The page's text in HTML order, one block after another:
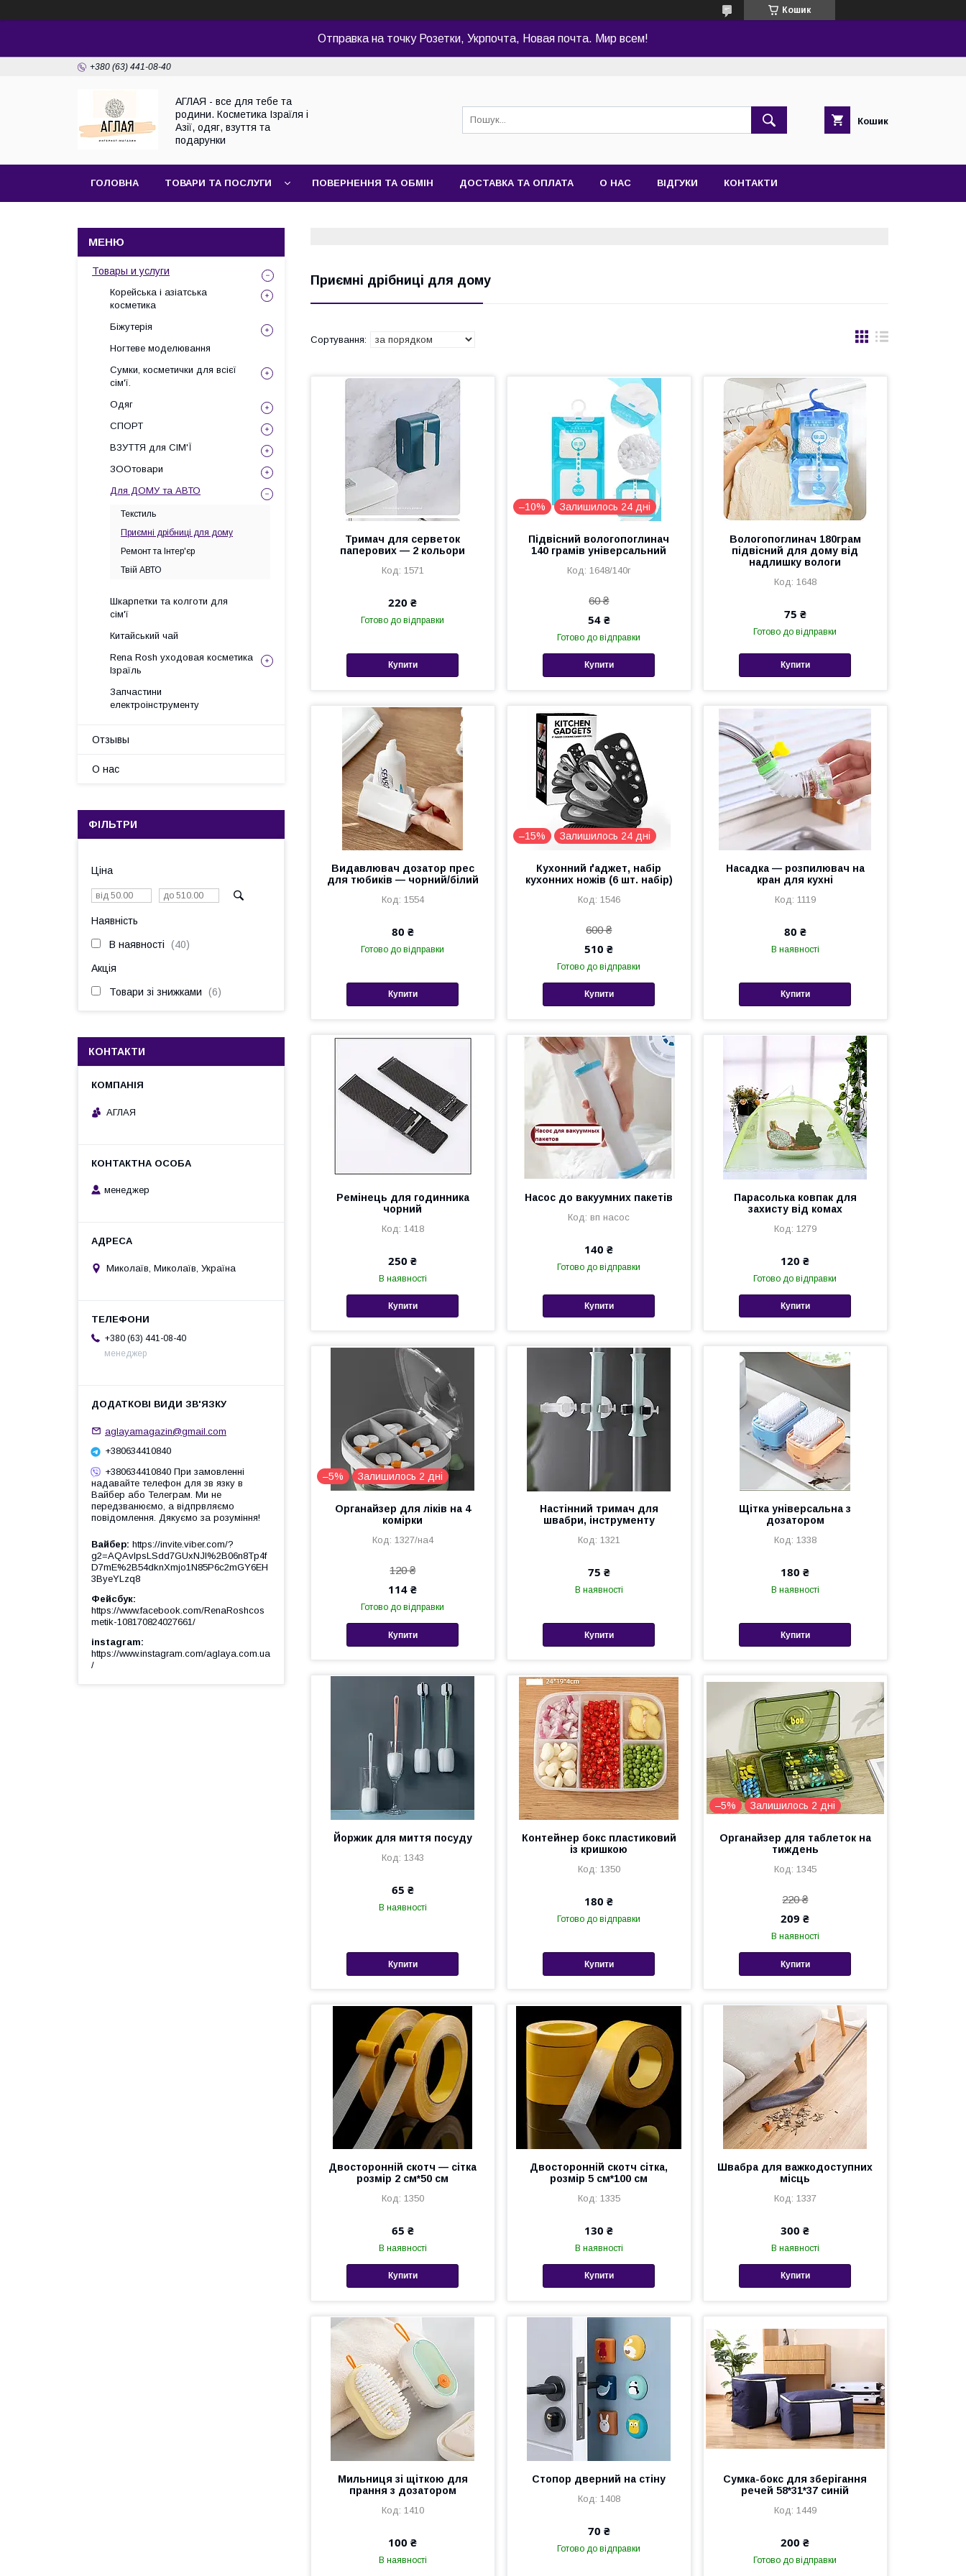
Кошик
Отправка на точку Розетки, Укрпочта, Новая почта. Мир всем!
+380 (63) 441-08-40
АГЛАЯ - все для тебе та
родини. Косметика Ізраїля і
Азії, одяг, взуття та
подарунки
Кошик
ГОЛОВНА ТОВАРИ ТА ПОСЛУГИ ПОВЕРНЕННЯ ТА ОБМІН ДОСТАВКА ТА ОПЛАТА О НАС ВІДГУКИ КОНТАКТИ
Приємні дрібниці для дому
Тримач для серветок
паперових — 2 кольори
1571
220 ₴
Готово до відправки
Купити
–10% Залишилось 24 дні
Підвісний вологопоглинач
140 грамів універсальний
1648/140г
60 ₴
54 ₴
Готово до відправки
Купити
Вологопоглинач 180грам
підвісний для дому від
надлишку вологи
1648
75 ₴
Готово до відправки
Купити
Видавлювач дозатор прес
для тюбиків — чорний/білий
1554
80 ₴
Готово до відправки
Купити
–15% Залишилось 24 дні
Кухонний ґаджет, набір
кухонних ножів (6 шт. набір)
1546
600 ₴
510 ₴
Готово до відправки
Купити
Насадка — розпилювач на
кран для кухні
1119
80 ₴
В наявності
Купити
Ремінець для годинника
чорний
1418
250 ₴
В наявності
Купити
Насос до вакуумних пакетів
вп насос
140 ₴
Готово до відправки
Купити
Парасолька ковпак для
захисту від комах
1279
120 ₴
Готово до відправки
Купити
–5% Залишилось 2 дні
Органайзер для ліків на 4
комірки
1327/на4
120 ₴
114 ₴
Готово до відправки
Купити
Настінний тримач для
швабри, інструменту
1321
75 ₴
В наявності
Купити
Щітка універсальна з
дозатором
1338
180 ₴
В наявності
Купити
Йоржик для миття посуду
1343
65 ₴
В наявності
Купити
Контейнер бокс пластиковий
із кришкою
1350
180 ₴
Готово до відправки
Купити
–5% Залишилось 2 дні
Органайзер для таблеток на
тиждень
1345
220 ₴
209 ₴
В наявності
Купити
Двосторонній скотч — сітка
розмір 2 см*50 см
1350
65 ₴
В наявності
Купити
Двосторонній скотч сітка,
розмір 5 см*100 см
1335
130 ₴
В наявності
Купити
Швабра для важкодоступних
місць
1337
300 ₴
В наявності
Купити
Мильниця зі щіткою для
прання з дозатором
1410
100 ₴
В наявності
Стопор дверний на стіну
1408
70 ₴
Готово до відправки
Сумка-бокс для зберігання
речей 58*31*37 синій
1449
200 ₴
Готово до відправки
Товары и услуги
Корейська і азіатська
косметика
Біжутерія
Ногтеве моделювання
Сумки, косметички для всієї
сім'ї.
Одяг
СПОРТ
ВЗУТТЯ для СІМ'Ї
ЗООтовари
Для ДОМУ та АВТО
Текстиль
Приємні дрібниці для дому
Ремонт та Інтер'єр
Твій АВТО
Шкарпетки та колготи для
сім'ї
Китайський чай
Rena Rosh уходовая косметика
Ізраїль
Запчастини
електроінструменту
Отзывы
О нас
ФІЛЬТРИ
Ціна
Наявність
В наявності 40
Акція
Товари зі знижками 6
КОНТАКТИ
АГЛАЯ
менеджер
Миколаїв, Миколаїв, Україна
+380 (63) 441-08-40
менеджер
aglayamagazin@gmail.com
+380634410840
+380634410840 При замовленні
надавайте телефон для зв язку в
Вайбер або Телеграм. Ми не
передзванюємо, а відпрвляємо
повідомлення. Дякуємо за розуміння!
Вайбер https://invite.viber.com/?
g2=AQAvlpsLSdd7GUxNJl%2B06n8Tp4f
D7mE%2B54dknXmjo1N85P6c2mGY6EH
3ByeYLzq8
Фейсбук
https://www.facebook.com/RenaRoshcos
metik-108170824027661/
instagram
https://www.instagram.com/aglaya.com.ua
/